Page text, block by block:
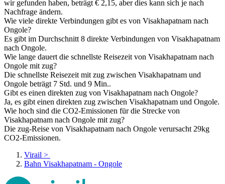
wir gefunden haben, beträgt € 2,15, aber dies kann sich je nach
Nachfrage ändern.
Wie viele direkte Verbindungen gibt es von Visakhapatnam nach
Ongole?
Es gibt im Durchschnitt 8 direkte Verbindungen von Visakhapatnam
nach Ongole.
Wie lange dauert die schnellste Reisezeit von Visakhapatnam nach
Ongole mit zug?
Die schnellste Reisezeit mit zug zwischen Visakhapatnam und
Ongole beträgt 7 Std. und 9 Min..
Gibt es einen direkten zug von Visakhapatnam nach Ongole?
Ja, es gibt einen direkten zug zwischen Visakhapatnam und Ongole.
Wie hoch sind die CO2-Emissionen für die Strecke von
Visakhapatnam nach Ongole mit zug?
Die zug-Reise von Visakhapatnam nach Ongole verursacht 29kg
CO2-Emissionen.
Virail >
Bahn Visakhapatnam - Ongole